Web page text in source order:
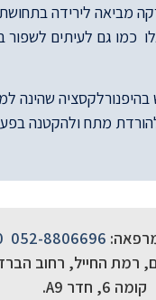
מביאה לירידה
כמו גם לעיתים לשפור
בהיפנורלקסציה שהינה
מתח ולהקטנה
052-8806696
קומה 6, חדר A9.